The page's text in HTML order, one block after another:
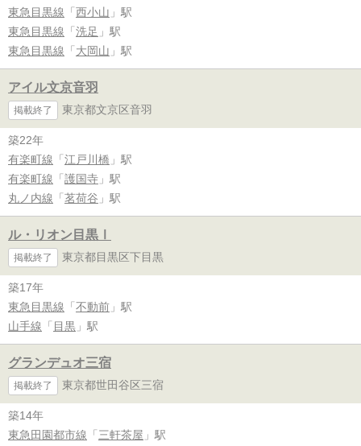
東急目黒線 「 西小山 」駅
東急目黒線 「 洗足 」駅
東急目黒線 「 大岡山 」駅
アイル文京音羽
掲載終了 東京都文京区音羽
築22年
有楽町線 「 江戸川橋 」駅
有楽町線 「 護国寺 」駅
丸ノ内線 「 茗荷谷 」駅
ル・リオン目黒Ⅰ
掲載終了 東京都目黒区下目黒
築17年
東急目黒線 「 不動前 」駅
山手線 「 目黒 」駅
グランデュオ三宿
掲載終了 東京都世田谷区三宿
築14年
東急田園都市線 「 三軒茶屋 」駅